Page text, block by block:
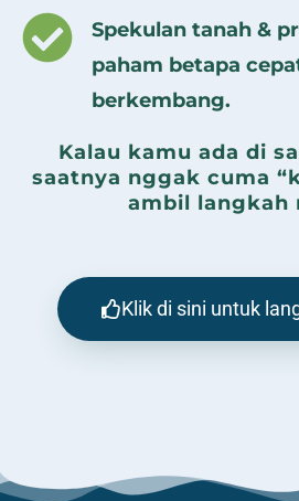
Spekulan tanah &
paham betapa
berkembang.
Kalau kamu ada di
saatnya nggak cuma
ambil langkah
Klik di sini untuk